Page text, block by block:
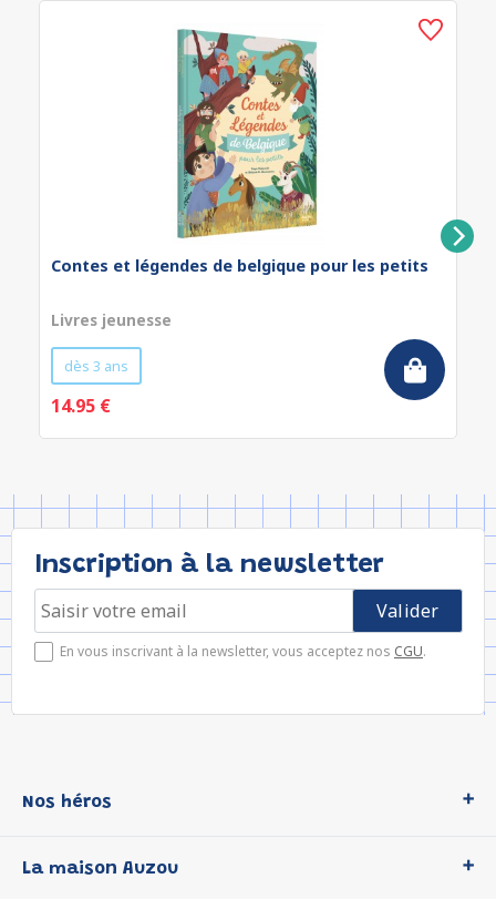
Contes et légendes de belgique pour les petits
Livres jeunesse
dès 3 ans
14.95 €
Inscription à la newsletter
En vous inscrivant à la newsletter, vous acceptez nos CGU.
Nos héros
P'tit Loup
La maison Auzou